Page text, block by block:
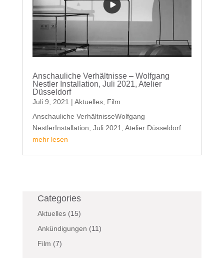
Anschauliche Verhältnisse – Wolfgang
Nestler Installation, Juli 2021, Atelier
Düsseldorf
Juli 9, 2021 | Aktuelles, Film
Anschauliche VerhältnisseWolfgang
NestlerInstallation, Juli 2021, Atelier Düsseldorf
mehr lesen
Categories
Aktuelles(15)
Ankündigungen (11)
Film (7)